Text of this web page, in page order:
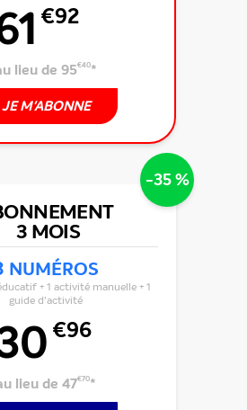
-35 %
3 MOIS
NUMÉROS
+ 1 activité manuelle + 1
guide d'activité
€96
lieu de 47€70*
€92
lieu de 95€40*
JE M'ABONNE